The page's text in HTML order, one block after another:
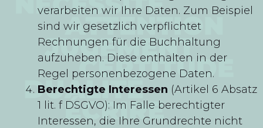
verarbeiten wir Ihre Daten. Zum Beispiel
sind wir gesetzlich verpflichtet
Rechnungen für die Buchhaltung
aufzuheben. Diese enthalten in der
Regel personenbezogene Daten.
Berechtigte Interessen (Artikel 6 Absatz
1 lit. f DSGVO): Im Falle berechtigter
Interessen, die Ihre Grundrechte nicht